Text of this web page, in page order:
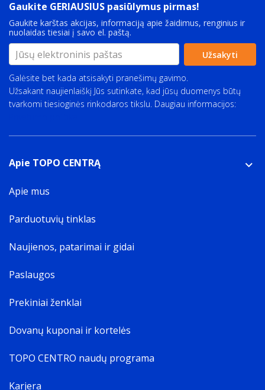
Gaukite GERIAUSIUS pasiūlymus pirmas!
Gaukite karštas akcijas, informaciją apie žaidimus, renginius ir
nuolaidas tiesiai į savo el. paštą.
Užsakyti
Galėsite bet kada atsisakyti pranešimų gavimo.
Užsakant naujienlaiškį Jūs sutinkate, kad jūsų duomenys būtų
tvarkomi tiesioginės rinkodaros tikslu. Daugiau informacijos:
Apie TOPO CENTRĄ
Apie mus
Parduotuvių tinklas
Naujienos, patarimai ir gidai
Paslaugos
Prekiniai ženklai
Dovanų kuponai ir kortelės
TOPO CENTRO naudų programa
Karjera